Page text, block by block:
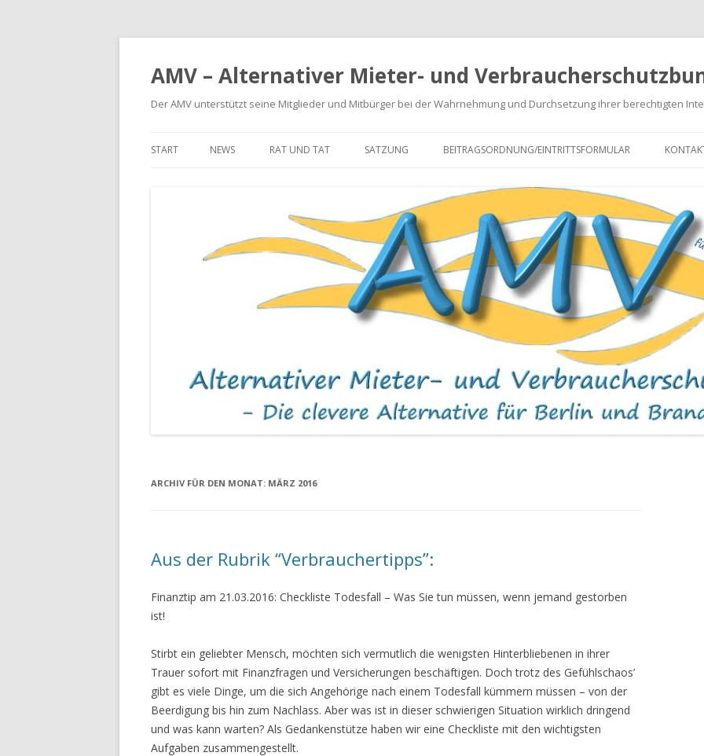
AMV – Alternativer Mieter- und
Der AMV unterstützt seine Mitglieder und Mitbürger bei der Wahrnehmung und Durchsetzung ihrer berechtigten
zum
START NEWS RAT UND TAT
MIETERHÖHUNGEN
MIETMÄNGEL
MODERNISIERUNGEN
SCHÖNHEITSREPARATUREN
SATZUNG BEITRAGSORDNUNG/EINTRITTSFORMULAR
ARCHIV FÜR DEN MONAT: MÄRZ 2016
Aus der Rubrik “Verbrauchertipps”:
Finanztip am 21.03.2016: Checkliste Todesfall – Was Sie tun müssen, wenn jemand gestorben
ist!
Stirbt ein geliebter Mensch, möchten sich vermutlich die wenigsten Hinterbliebenen in ihrer
Trauer sofort mit Finanzfragen und Versicherungen beschäftigen. Doch trotz des Gefühlschaos’
gibt es viele Dinge, um die sich Angehörige nach einem Todesfall kümmern müssen – von der
Beerdigung bis hin zum Nachlass. Aber was ist in dieser schwierigen Situation wirklich dringend
und was kann warten? Als Gedankenstütze haben wir eine Checkliste mit den wichtigsten
Aufgaben zusammengestellt.